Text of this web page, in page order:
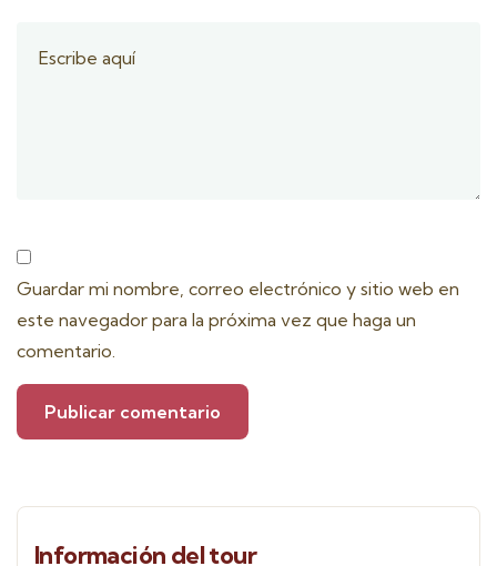
Guardar mi nombre, correo electrónico y sitio web en
este navegador para la próxima vez que haga un
comentario.
Información del tour